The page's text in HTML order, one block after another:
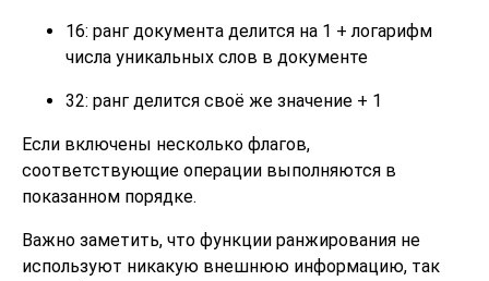
16: ранг документа делится на 1 + логарифм
числа уникальных слов в документе
32: ранг делится своё же значение + 1
Если включены несколько флагов,
соответствующие операции выполняются в
показанном порядке.
Важно заметить, что функции ранжирования не
используют никакую внешнюю информацию, так